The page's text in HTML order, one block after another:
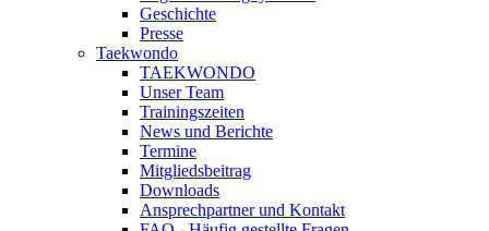
Geschichte
Presse
Taekwondo
TAEKWONDO
Unser Team
Trainingszeiten
News und Berichte
Termine
Mitgliedsbeitrag
Downloads
Ansprechpartner und Kontakt